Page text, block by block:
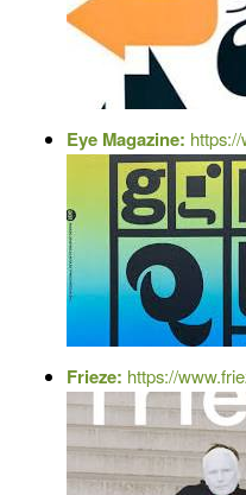
Eye Magazine:
Frieze: https://